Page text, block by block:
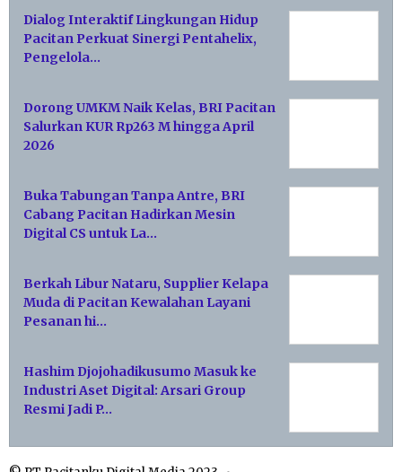
Dialog Interaktif Lingkungan Hidup
Pacitan Perkuat Sinergi Pentahelix,
Pengelola…
Dorong UMKM Naik Kelas, BRI Pacitan
Salurkan KUR Rp263 M hingga April
2026
Buka Tabungan Tanpa Antre, BRI
Cabang Pacitan Hadirkan Mesin
Digital CS untuk La…
Berkah Libur Nataru, Supplier Kelapa
Muda di Pacitan Kewalahan Layani
Pesanan hi…
Hashim Djojohadikusumo Masuk ke
Industri Aset Digital: Arsari Group
Resmi Jadi P…